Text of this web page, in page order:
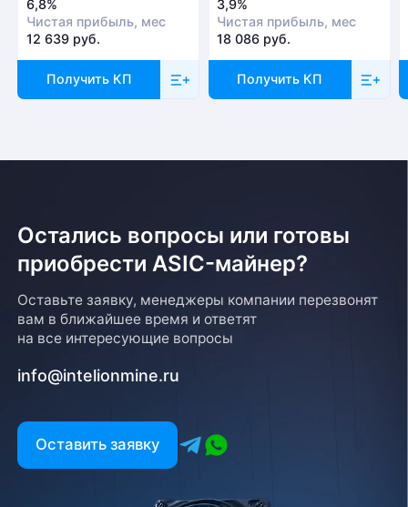
Доставка
Отправка товара осуществляется с понедельника
по пятницу с 10-00 до 19-00. При получении товара
Для того, чтобы оформить возврат товара, клиенту
необходимо связаться с менеджером, который
в соответствии с регламентом Компании после
Есть вопрос?
Заполните форму и мы свяжемся с вами в
6,8%
Чистая прибыль, мес
12 639 руб.
Получить КП
3,9%
Чистая прибыль, мес
18 086 руб.
Получить КП
Остались вопросы или готовы
приобрести ASIC-майнер?
Оставьте заявку, менеджеры компании перезвонят
вам в ближайшее время и ответят
на все интересующие вопросы
info@intelionmine.ru
Оставить заявку